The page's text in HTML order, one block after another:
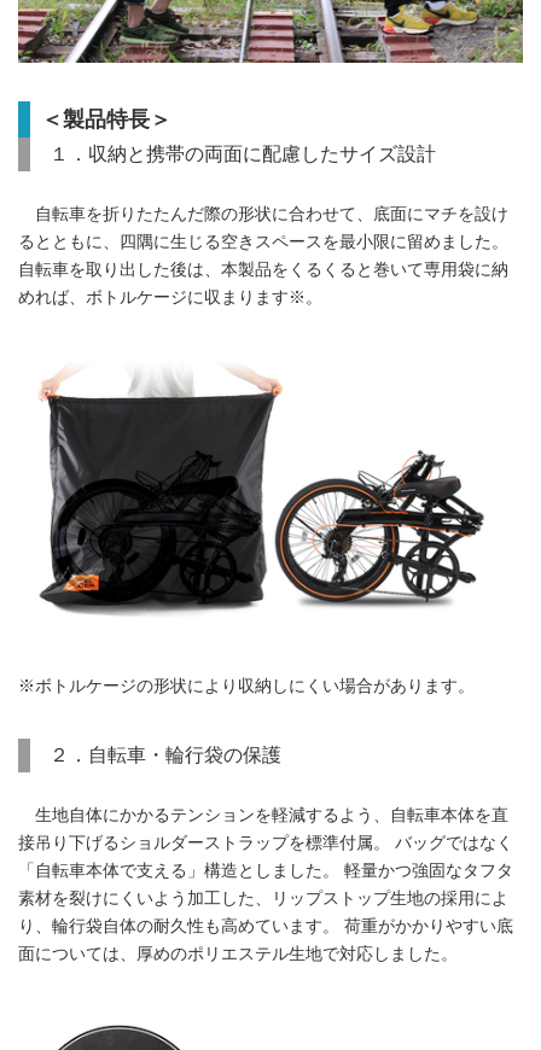
＜製品特長＞
１．収納と携帯の両面に配慮したサイズ設計
自転車を折りたたんだ際の形状に合わせて、底面にマチを設け
るとともに、四隅に生じる空きスペースを最小限に留めました。
自転車を取り出した後は、本製品をくるくると巻いて専用袋に納
めれば、ボトルケージに収まります※。
※ボトルケージの形状により収納しにくい場合があります。
２．自転車・輪行袋の保護
生地自体にかかるテンションを軽減するよう、自転車本体を直
接吊り下げるショルダーストラップを標準付属。 バッグではなく
「自転車本体で支える」構造としました。 軽量かつ強固なタフタ
素材を裂けにくいよう加工した、リップストップ生地の採用によ
り、輪行袋自体の耐久性も高めています。 荷重がかかりやすい底
面については、厚めのポリエステル生地で対応しました。